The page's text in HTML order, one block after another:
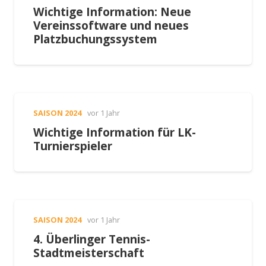
Wichtige Information: Neue
Vereinssoftware und neues
Platzbuchungssystem
SAISON 2024 vor 1 Jahr
Wichtige Information für LK-
Turnierspieler
SAISON 2024 vor 1 Jahr
4. Überlinger Tennis-
Stadtmeisterschaft